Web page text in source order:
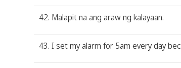
42. Malapit na ang araw ng kalayaan.
43. I set my alarm for 5am every day